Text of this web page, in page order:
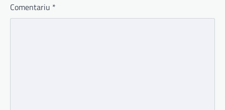
Comentariu *